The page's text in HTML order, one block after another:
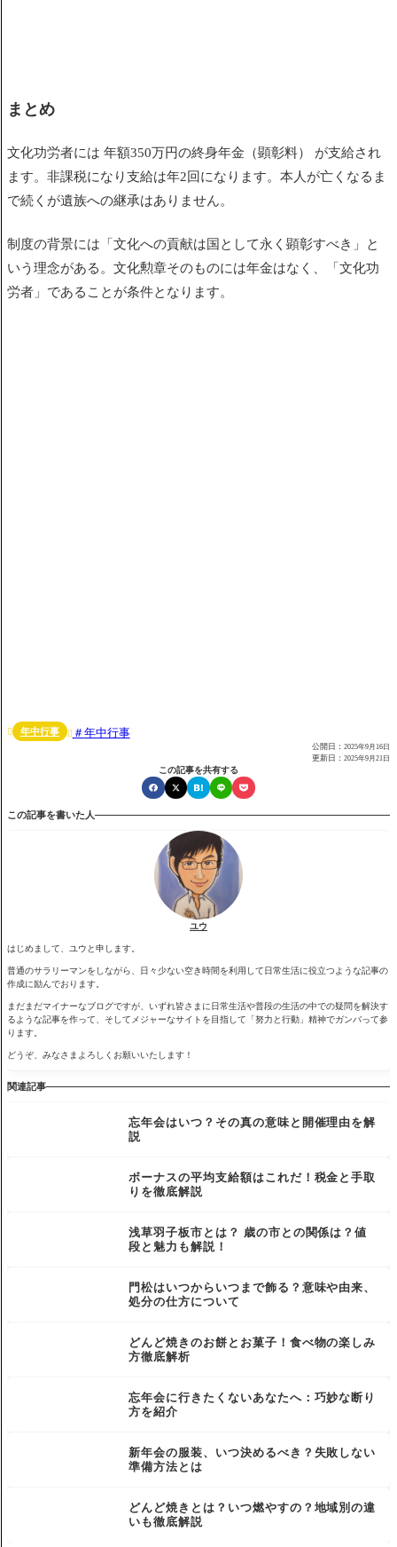
まとめ
文化功労者には 年額350万円の終身年金（顕彰料） が支給され
ます。非課税になり支給は年2回になります。本人が亡くなるま
で続くが遺族への継承はありません。
制度の背景には「文化への貢献は国として永く顕彰すべき」と
いう理念がある。文化勲章そのものには年金はなく、「文化功
労者」であることが条件となります。
 年中行事  年中行事
公開日： 2025年9月16日
更新日： 2025年9月21日
この記事を共有する
この記事を書いた人
ユウ
はじめまして、ユウと申します。
普通のサラリーマンをしながら、日々少ない空き時間を利用して日常生活に役立つような記事の
作成に励んでおります。
まだまだマイナーなブログですが、いずれ皆さまに日常生活や普段の生活の中での疑問を解決す
るような記事を作って、そしてメジャーなサイトを目指して「努力と行動」精神でガンバって参
ります。
どうぞ、みなさまよろしくお願いいたします！
関連記事
忘年会はいつ？その真の意味と開催理由を解
説
ボーナスの平均支給額はこれだ！税金と手取
りを徹底解説
浅草羽子板市とは？ 歳の市との関係は？値
段と魅力も解説！
門松はいつからいつまで飾る？意味や由来、
処分の仕方について
どんど焼きのお餅とお菓子！食べ物の楽しみ
方徹底解析
忘年会に行きたくないあなたへ：巧妙な断り
方を紹介
新年会の服装、いつ決めるべき？失敗しない
準備方法とは
どんど焼きとは？いつ燃やすの？地域別の違
いも徹底解説